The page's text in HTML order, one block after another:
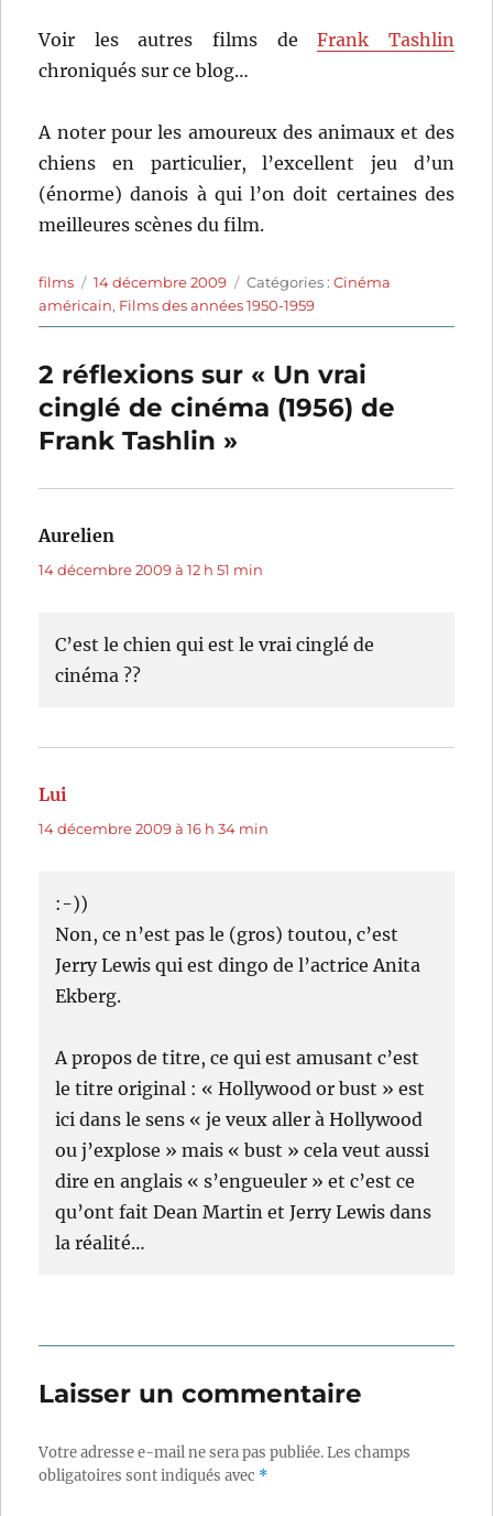
Voir les autres films deFrank Tashlin
chroniqués sur ce blog…
A noter pour les amoureux des animaux et des
chiens en particulier, l’excellent jeu d’un
(énorme) danois à qui l’on doit certaines des
meilleures scènes du film.
Auteur
films
Publié
le
14 décembre 2009 Catégories
Catégories :Cinéma
américain, Films des années 1950-1959
2 réflexions sur « Un vrai
cinglé de cinéma (1956) de
Frank Tashlin »
Aurelien
14 décembre 2009 à 12 h 51 min
C’est le chien qui est le vrai cinglé de
cinéma ??
Lui
14 décembre 2009 à 16 h 34 min
:-))
Non, ce n’est pas le (gros) toutou, c’est
Jerry Lewis qui est dingo de l’actrice Anita
Ekberg.
A propos de titre, ce qui est amusant c’est
le titre original : « Hollywood or bust » est
ici dans le sens « je veux aller à Hollywood
ou j’explose » mais « bust » cela veut aussi
dire en anglais « s’engueuler » et c’est ce
qu’ont fait Dean Martin et Jerry Lewis dans
la réalité…
Laisser un commentaire
Votre adresse e-mail ne sera pas publiée.Les champs
obligatoires sont indiqués avec *